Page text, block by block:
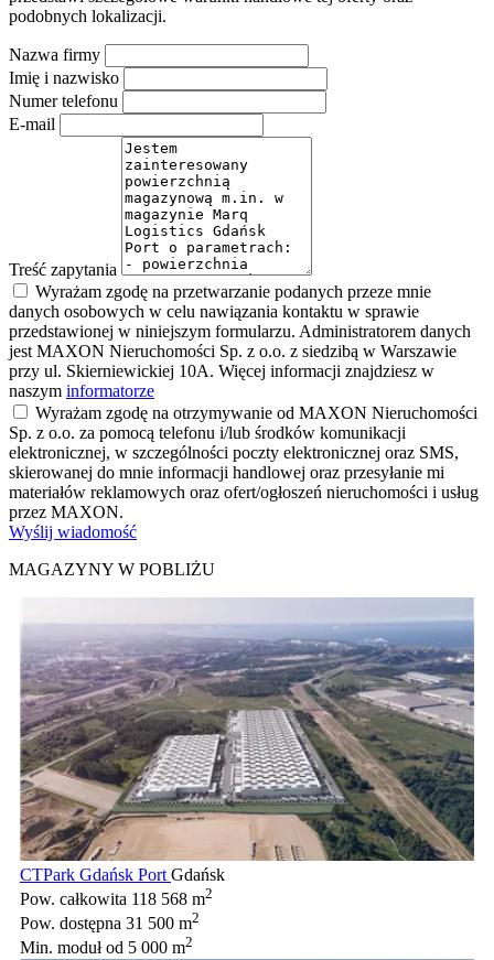
podobnych lokalizacji.
Nazwa firmy
Imię i nazwisko
Numer telefonu
E-mail
Treść zapytania
Wyrażam zgodę na przetwarzanie podanych przeze mnie
danych osobowych w celu nawiązania kontaktu w sprawie
przedstawionej w niniejszym formularzu. Administratorem danych
jest MAXON Nieruchomości Sp. z o.o. z siedzibą w Warszawie
przy ul. Skierniewickiej 10A. Więcej informacji znajdziesz w
naszym informatorze
Wyrażam zgodę na otrzymywanie od MAXON Nieruchomości
Sp. z o.o. za pomocą telefonu i/lub środków komunikacji
elektronicznej, w szczególności poczty elektronicznej oraz SMS,
skierowanej do mnie informacji handlowej oraz przesyłanie mi
materiałów reklamowych oraz ofert/ogłoszeń nieruchomości i usług
przez MAXON.
Wyślij wiadomość
MAGAZYNY W POBLIŻU
CTPark Gdańsk Port Gdańsk
Pow. całkowita 118 568 m2
Pow. dostępna 31 500 m2
Min. modułod 5 000 m2